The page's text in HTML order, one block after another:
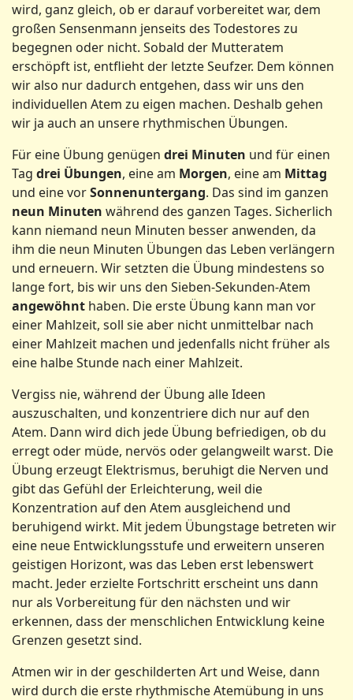
wird, ganz gleich, ob er darauf vorbereitet war, dem
großen Sensenmann jenseits des Todestores zu
begegnen oder nicht. Sobald der Mutteratem
erschöpft ist, entflieht der letzte Seufzer. Dem können
wir also nur dadurch entgehen, dass wir uns den
individuellen Atem zu eigen machen. Deshalb gehen
wir ja auch an unsere rhythmischen Übungen.
Für eine Übung genügen drei Minuten und für einen
Tag drei Übungen, eine am Morgen, eine am Mittag
und eine vorSonnenuntergang. Das sind im ganzen
neun Minuten während des ganzen Tages. Sicherlich
kann niemand neun Minuten besser anwenden, da
ihm die neun Minuten Übungen das Leben verlängern
und erneuern. Wir setzten die Übung mindestens so
lange fort, bis wir uns den Sieben-Sekunden-Atem
angewöhnt haben. Die erste Übung kann man vor
einer Mahlzeit, soll sie aber nicht unmittelbar nach
einer Mahlzeit machen und jedenfalls nicht früher als
eine halbe Stunde nach einer Mahlzeit.
Vergiss nie, während der Übung alle Ideen
auszuschalten, und konzentriere dich nur auf den
Atem. Dann wird dich jede Übung befriedigen, ob du
erregt oder müde, nervös oder gelangweilt warst. Die
Übung erzeugt Elektrismus, beruhigt die Nerven und
gibt das Gefühl der Erleichterung, weil die
Konzentration auf den Atem ausgleichend und
beruhigend wirkt. Mit jedem Übungstage betreten wir
eine neue Entwicklungsstufe und erweitern unseren
geistigen Horizont, was das Leben erst lebenswert
macht. Jeder erzielte Fortschritt erscheint uns dann
nur als Vorbereitung für den nächsten und wir
erkennen, dass der menschlichen Entwicklung keine
Grenzen gesetzt sind.
Atmen wir in der geschilderten Art und Weise, dann
wird durch die erste rhythmische Atemübung in uns